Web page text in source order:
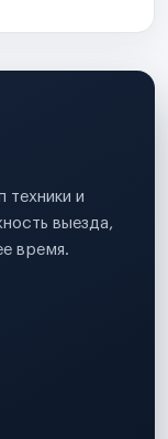
техники и
выезда,
время.